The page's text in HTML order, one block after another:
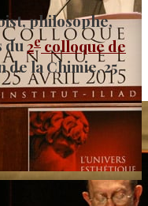
philosophe,
du2ecolloque de
de la Chimie, 25